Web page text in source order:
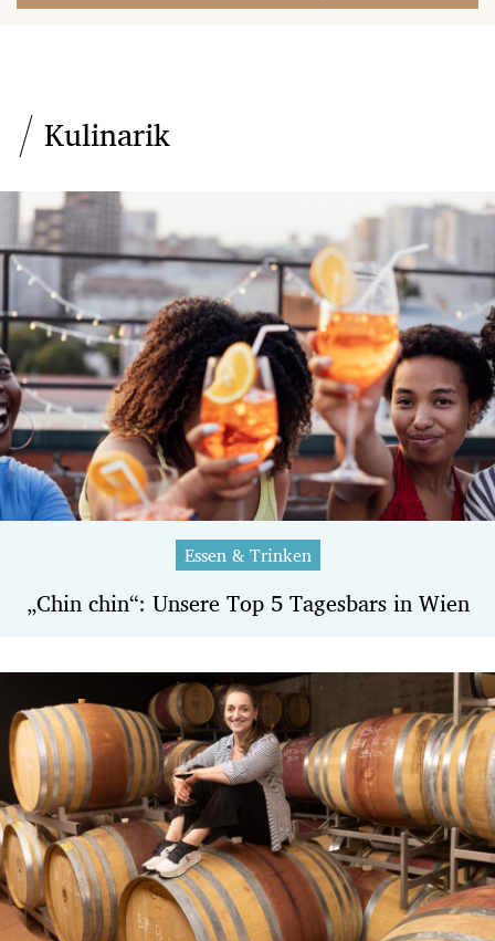
Kulinarik
Essen & Trinken
„Chin chin“: Unsere Top 5 Tagesbars in Wien